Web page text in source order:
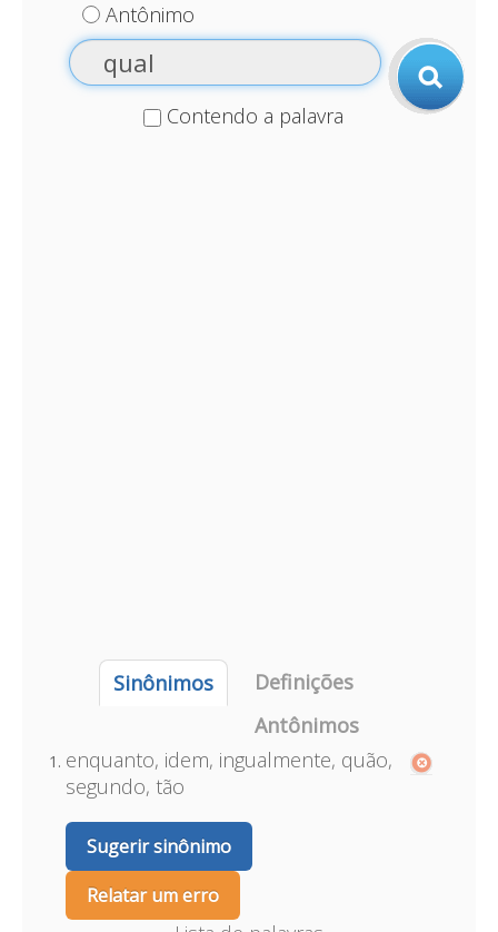
Antônimo
Contendo a palavra
Sinônimos
Definições
Antônimos
enquanto, idem, ingualmente, quão,
segundo, tão
Sugerir sinônimo
Relatar um erro